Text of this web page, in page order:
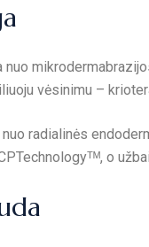
nuo
vėsinimu –
radialinės
o